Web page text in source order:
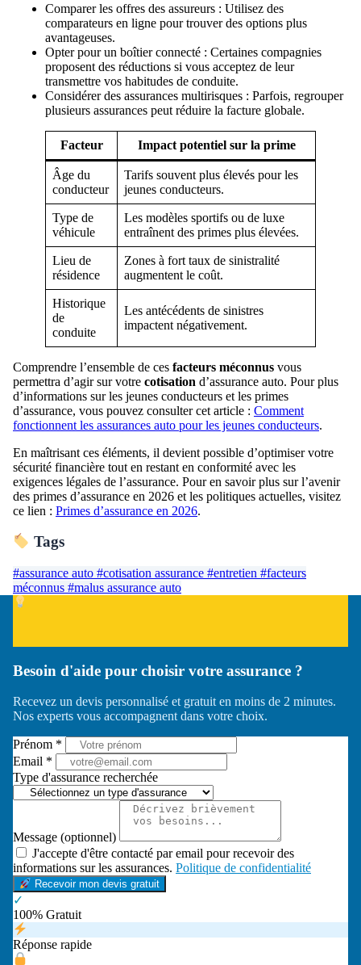
Comparer les offres des assureurs : Utilisez des
comparateurs en ligne pour trouver des options plus
avantageuses.
Opter pour un boîtier connecté : Certaines compagnies
proposent des réductions si vous acceptez de leur
transmettre vos habitudes de conduite.
Considérer des assurances multirisques : Parfois, regrouper
plusieurs assurances peut réduire la facture globale.
Facteur Impact potentiel sur la prime
Âge du
conducteur
Tarifs souvent plus élevés pour les
jeunes conducteurs.
Type de
véhicule
Les modèles sportifs ou de luxe
entraînent des primes plus élevées.
Lieu de
résidence
Zones à fort taux de sinistralité
augmentent le coût.
Historique
de
conduite
Les antécédents de sinistres
impactent négativement.
Comprendre l’ensemble de ces facteurs méconnus vous
permettra d’agir sur votre cotisation d’assurance auto. Pour plus
d’informations sur les jeunes conducteurs et les primes
d’assurance, vous pouvez consulter cet article : Comment
fonctionnent les assurances auto pour les jeunes conducteurs.
En maîtrisant ces éléments, il devient possible d’optimiser votre
sécurité financière tout en restant en conformité avec les
exigences légales de l’assurance. Pour en savoir plus sur l’avenir
des primes d’assurance en 2026 et les politiques actuelles, visitez
ce lien : Primes d’assurance en 2026.
Tags
#assurance auto #cotisation assurance #entretien #facteurs
méconnus #malus assurance auto
Besoin d'aide pour choisir votre assurance ?
Recevez un devis personnalisé et gratuit en moins de 2 minutes.
Nos experts vous accompagnent dans votre choix.
Prénom *
Email *
Type d'assurance recherchée
Message (optionnel)
J'accepte d'être contacté par email pour recevoir des
informations sur les assurances. Politique de confidentialité
Recevoir mon devis gratuit
✓
100% Gratuit
Réponse rapide